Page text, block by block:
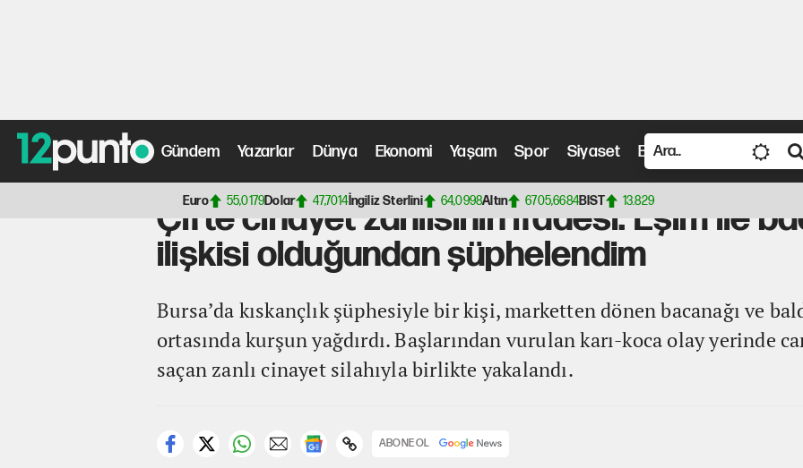
Gündem Yazarlar Dünya Ekonomi Yaşam Spor Siyaset Bilim ve Teknoloji
Euro 55,0179Dolar 47,7014 İngiliz Sterlini 64,0998Altın 6705,6684BIST 13.829
Anasayfa>Fotoğraf Galerisi> Çifte cinayet zanlısının ifadesi: Eşim ile bacanağımın ilişkisi olduğundan şüphelendim
Çifte cinayet zanlısının ifadesi: Eşim ile
ilişkisi olduğundan şüphelendim
Bursa’da kıskançlık şüphesiyle bir kişi, marketten dönen bacanağı ve
ortasında kurşun yağdırdı. Başlarından vurulan karı-koca olay yerinde
saçan zanlı cinayet silahıyla birlikte yakalandı.
ABONE OL